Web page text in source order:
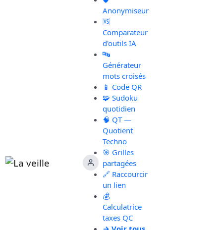
Anonymiseur
🆚
Comparateur
d'outils IA
🔤
Générateur
mots croisés
📱 Code QR
🧩 Sudoku
quotidien
🧠 QT —
Quotient
Techno
🎯 Grilles
partagées
🔗 Raccourcir
un lien
💰
Calculatrice
taxes QC